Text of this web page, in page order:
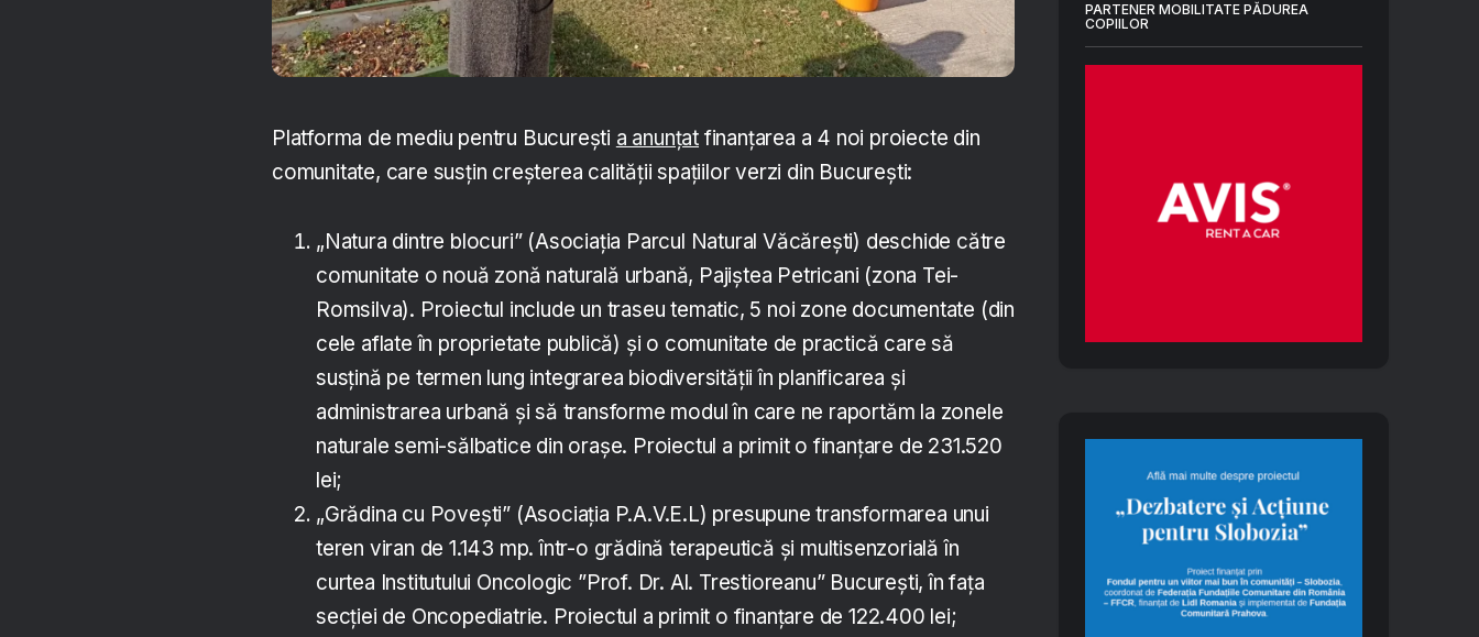
Platforma de mediu pentru București a anunțat finanțarea a 4 noi proiecte din
comunitate, care susțin creșterea calității spațiilor verzi din București:
„Natura dintre blocuri” (Asociația Parcul Natural Văcărești) deschide către
comunitate o nouă zonă naturală urbană, Pajiștea Petricani (zona Tei-
Romsilva). Proiectul include un traseu tematic, 5 noi zone documentate (din
cele aflate în proprietate publică) și o comunitate de practică care să
susțină pe termen lung integrarea biodiversității în planificarea și
administrarea urbană și să transforme modul în care ne raportăm la zonele
naturale semi-sălbatice din orașe. Proiectul a primit o finanțare de 231.520
lei;
„Grădina cu Povești” (Asociația P.A.V.E.L) presupune transformarea unui
teren viran de 1.143 mp. într-o grădină terapeutică și multisenzorială în
curtea Institutului Oncologic ”Prof. Dr. Al. Trestioreanu” București, în fața
secției de Oncopediatrie. Proiectul a primit o finanțare de 122.400 lei;
PARTENER MOBILITATE PĂDUREA
COPIILOR